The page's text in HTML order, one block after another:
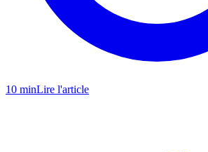
10 minLire l'article